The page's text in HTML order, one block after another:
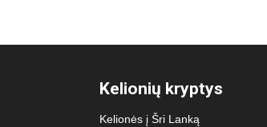
Kelionių kryptys
Kelionės į Šri Lanką